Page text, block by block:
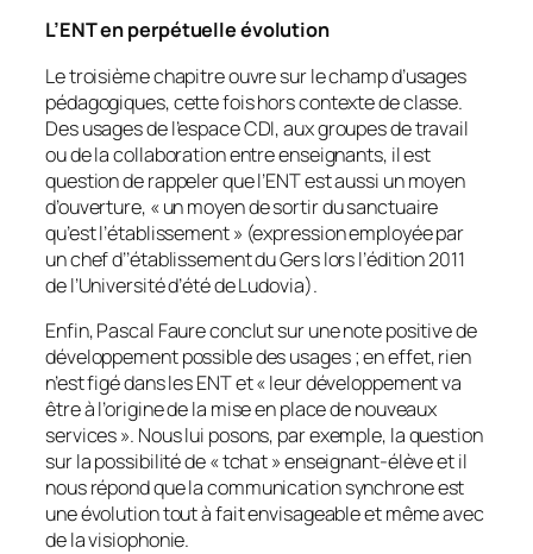
L’ENT en perpétuelle évolution
Le troisième chapitre ouvre sur le champ d’usages
pédagogiques, cette fois hors contexte de classe.
Des usages de l’espace CDI, aux groupes de travail
ou de la collaboration entre enseignants, il est
question de rappeler que l’ENT est aussi un moyen
d’ouverture, «un moyen de sortir du sanctuaire
qu’est l’établissement» (expression employée par
un chef d’’établissement du Gers lors l’édition 2011
de l’Université d’été de Ludovia).
Enfin, Pascal Faure conclut sur une note positive de
développement possible des usages ; en effet, rien
n’est figé dans les ENT et «leur développement va
être à l’origine de la mise en place de nouveaux
services». Nous lui posons, par exemple, la question
sur la possibilité de «tchat» enseignant-élève et il
nous répond que la communication synchrone est
une évolution tout à fait envisageable et même avec
de la visiophonie.